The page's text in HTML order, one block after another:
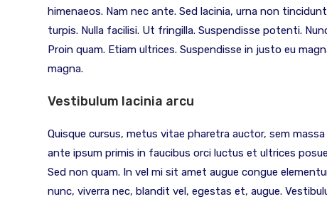
himenaeos. Nam nec ante. Sed lacinia, urna non
turpis. Nulla facilisi. Ut fringilla. Suspendisse potenti.
Proin quam. Etiam ultrices. Suspendisse in justo eu
magna.
Vestibulum lacinia arcu
Quisque cursus, metus vitae pharetra auctor, sem
ante ipsum primis in faucibus orci luctus et ultrices
Sed non quam. In vel mi sit amet augue congue
nunc, viverra nec, blandit vel, egestas et, augue.